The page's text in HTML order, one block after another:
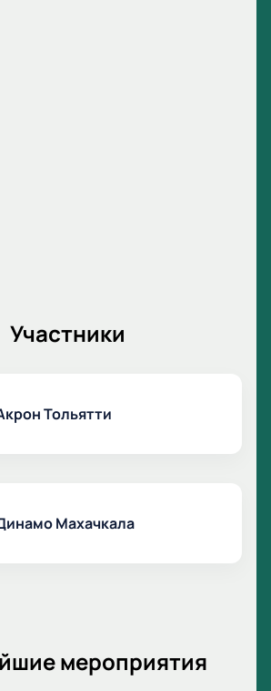
Участники
Тольятти
Махачкала
мероприятия